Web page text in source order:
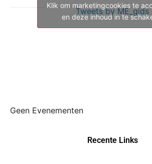
Tweets by ME_gids
Klik om marketingcookies te
en deze inhoud in te
Geen Evenementen
Recente Links